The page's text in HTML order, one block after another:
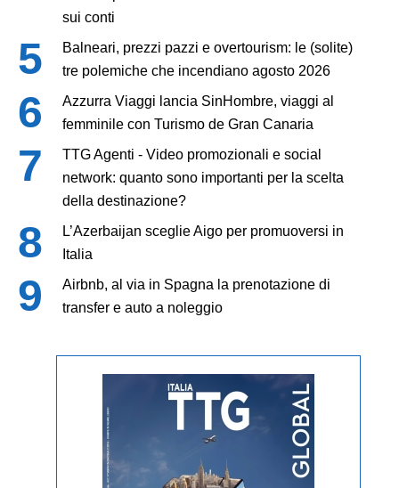
sui conti
Balneari, prezzi pazzi e overtourism: le (solite)
tre polemiche che incendiano agosto 2026
Azzurra Viaggi lancia SinHombre, viaggi al
femminile con Turismo de Gran Canaria
TTG Agenti - Video promozionali e social
network: quanto sono importanti per la scelta
della destinazione?
L’Azerbaijan sceglie Aigo per promuoversi in
Italia
Airbnb, al via in Spagna la prenotazione di
transfer e auto a noleggio